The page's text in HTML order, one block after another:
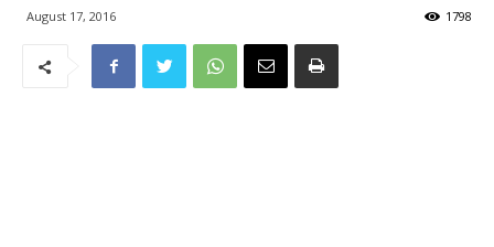
August 17, 2016 1798